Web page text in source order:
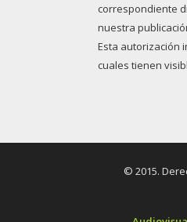
correspondiente
nuestra
Esta autorización
cuales tienen
© 2015.